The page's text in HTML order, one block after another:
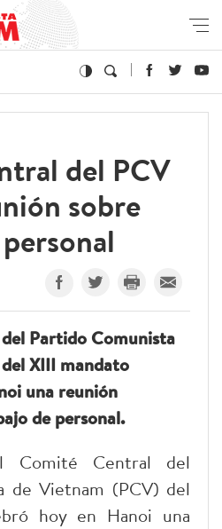
del PCV
sobre
Partido Comunista
XIII mandato
una reunión
de personal.
Comité Central del
de Vietnam (PCV) del
hoy en Hanoi una